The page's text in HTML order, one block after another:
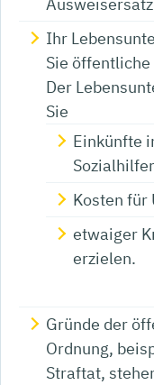
Ihr
Sie
Der
Sie
Einkünfte
Kosten für
etwaiger
erzielen.
Gründe der
Ordnung,
Straftat,